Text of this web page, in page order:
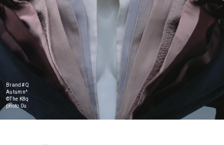
Brand: Viktor＆Rolf
Autumn/Winter 2003
©The Kyoto Costume Institute,
photo by Takashi Hatakeyama